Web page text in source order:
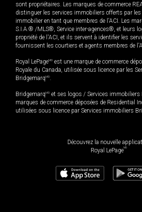
sont propriétaires. Les marques de commerce
distinguer les services immobiliers offerts par
immobilier en tant que membres de l'ACI. Les
S.I.A.® /MLS®, Service inter-agences®, et leurs
propriété de l'ACI, et ils servent à identifier les
fournissent les courtiers et agents membres de
Royal LePageMD est une marque de commerce
Royale du Canada, utilisée sous licence par les
BridgemarqMD.
BridgemarqMD et ses logos / Services immobiliers
marques de commerce déposées de Residential
utilisées sous licence par Services immobiliers
Découvrez la nouvelle
Royal LePageMD